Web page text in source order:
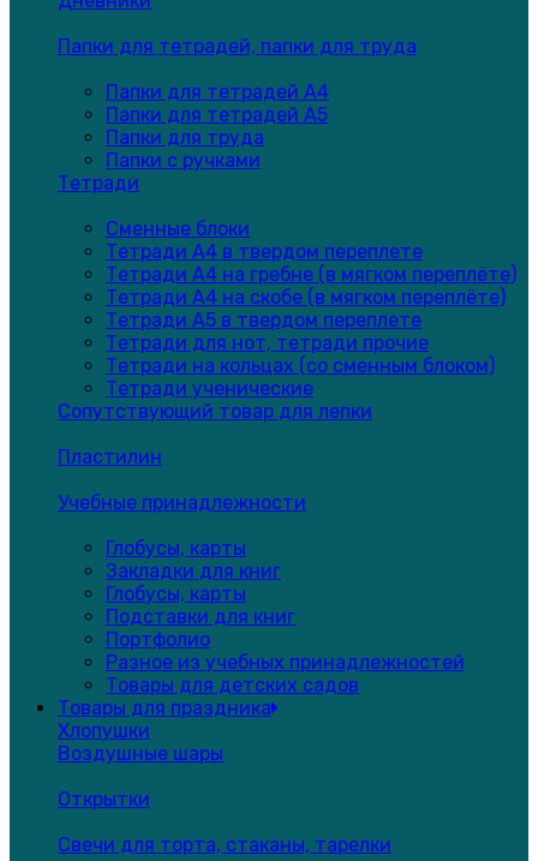
Папки для тетрадей, папки для труда
Папки для тетрадей А4
Папки для тетрадей А5
Папки для труда
Папки с ручками
Тетради
Сменные блоки
Тетради А4 в твердом переплете
Тетради А4 на гребне (в мягком переплёте)
Тетради А4 на скобе (в мягком переплёте)
Тетради А5 в твердом переплете
Тетради для нот, тетради прочие
Тетради на кольцах (со сменным блоком)
Тетради ученические
Сопутствующий товар для лепки
Пластилин
Учебные принадлежности
Глобусы, карты
Закладки для книг
Глобусы, карты
Подставки для книг
Портфолио
Разное из учебных принадлежностей
Товары для детских садов
Товары для праздника
Хлопушки
Воздушные шары
Открытки
Свечи для торта, стаканы, тарелки